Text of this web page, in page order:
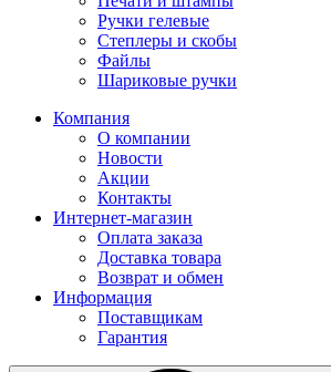
Ручки гелевые
Степлеры и скобы
Файлы
Шариковые ручки
Компания
О компании
Новости
Акции
Контакты
Интернет-магазин
Оплата заказа
Доставка товара
Возврат и обмен
Информация
Поставщикам
Гарантия